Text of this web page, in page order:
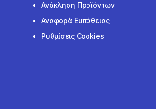
Ανάκληση Προϊόντων
Αναφορά Ευπάθειας
Ρυθμίσεις Cookies